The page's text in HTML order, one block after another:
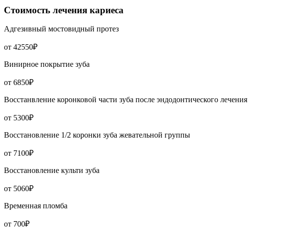
Стоимость лечения кариеса
Адгезивный мостовидный протез
от 42550₽
Винирное покрытие зуба
от 6850₽
Восстанвление коронковой части зуба после эндодонтического лечения
от 5300₽
Восстановление 1/2 коронки зуба жевательной группы
от 7100₽
Восстановление культи зуба
от 5060₽
Временная пломба
от 700₽